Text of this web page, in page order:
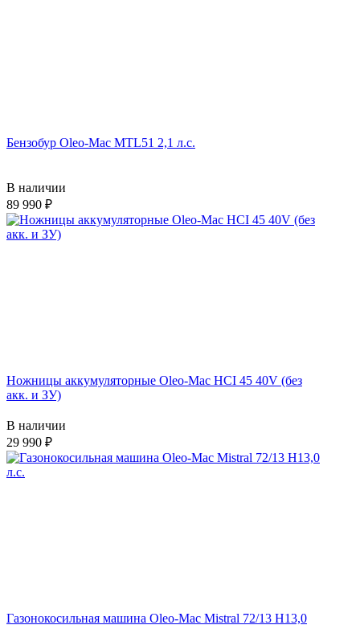
Бензобур Oleo-Mac MTL51 2,1 л.с.
В наличии
89 990
Ножницы аккумуляторные Oleo-Mac HCI 45 40V (без
акк. и ЗУ)
В наличии
29 990
Газонокосильная машина Oleo-Mac Mistral 72/13 H13,0